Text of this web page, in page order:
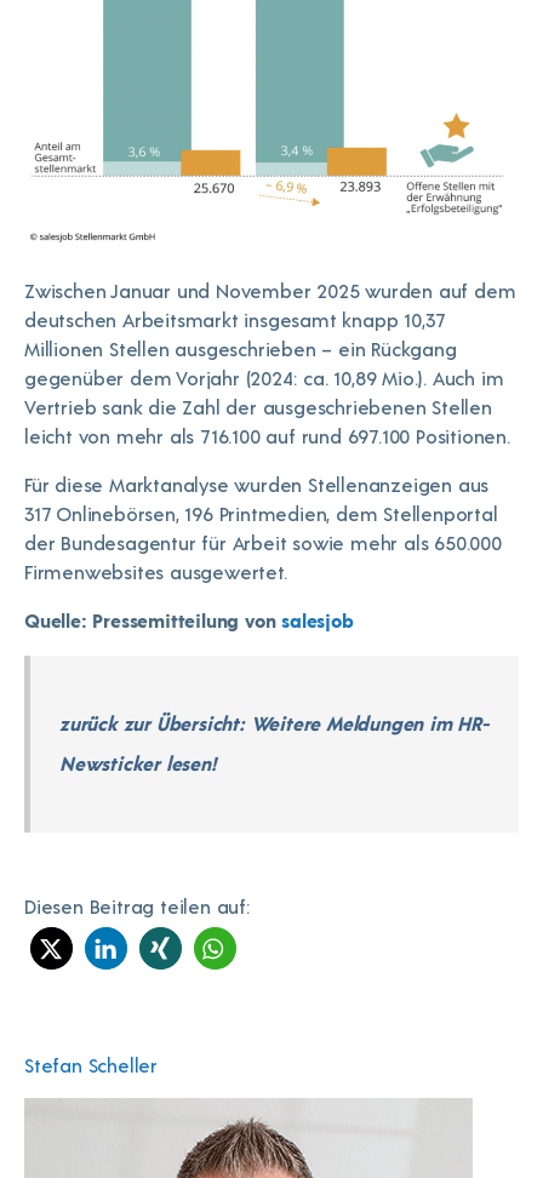
Zwischen Januar und November 2025 wurden auf dem
deutschen Arbeitsmarkt insgesamt knapp 10,37
Millionen Stellen ausgeschrieben – ein Rückgang
gegenüber dem Vorjahr (2024: ca. 10,89 Mio.). Auch im
Vertrieb sank die Zahl der ausgeschriebenen Stellen
leicht von mehr als 716.100 auf rund 697.100 Positionen.
Für diese Marktanalyse wurden Stellenanzeigen aus
317 Onlinebörsen, 196 Printmedien, dem Stellenportal
der Bundesagentur für Arbeit sowie mehr als 650.000
Firmenwebsites ausgewertet.
Quelle: Pressemitteilung vonsalesjob
zurück zur Übersicht: Weitere Meldungen im HR-
Newsticker lesen!
Diesen Beitrag teilen auf:
Stefan Scheller